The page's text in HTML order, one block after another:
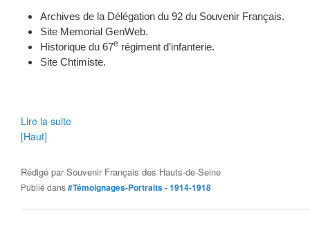
Archives de la Délégation du 92 du Souvenir Français.
Site Memorial GenWeb.
Historique du 67e régiment d’infanterie.
Site Chtimiste.
Lire la suite
[Haut]
Rédigé parSouvenir Français des Hauts-de-Seine
Publié dans#Témoignages-Portraits - 1914-1918